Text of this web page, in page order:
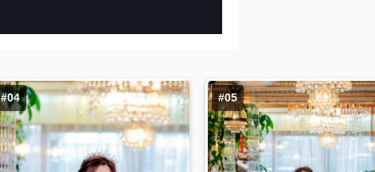
#04 #05